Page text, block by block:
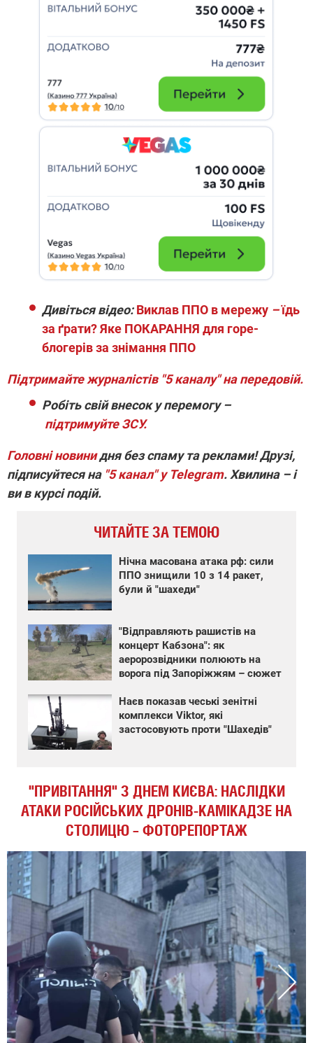
Дивіться відео: Виклав ППО в мережу –їдь
за ґрати? Яке ПОКАРАННЯ для горе-
блогерів за знімання ППО
Підтримайте журналістів "5 каналу" на передовій.
Робіть свій внесок у перемогу –
підтримуйте ЗСУ.
Головні новинидня без спаму та реклами! Друзі,
підписуйтеся на "5 канал" у Telegram. Хвилина – і
ви в курсі подій.
ЧИТАЙТЕ ЗА ТЕМОЮ
Нічна масована атака рф: сили
ППО знищили 10 з 14 ракет,
були й "шахеди"
"Відправляють рашистів на
концерт Кабзона": як
аеророзвідники полюють на
ворога під Запоріжжям – сюжет
Наєв показав чеські зенітні
комплекси Viktor, які
застосовують проти "Шахедів"
"ПРИВІТАННЯ" З ДНЕМ КИЄВА: НАСЛІДКИ
АТАКИ РОСІЙСЬКИХ ДРОНІВ-КАМІКАДЗЕ НА
СТОЛИЦЮ – ФОТОРЕПОРТАЖ